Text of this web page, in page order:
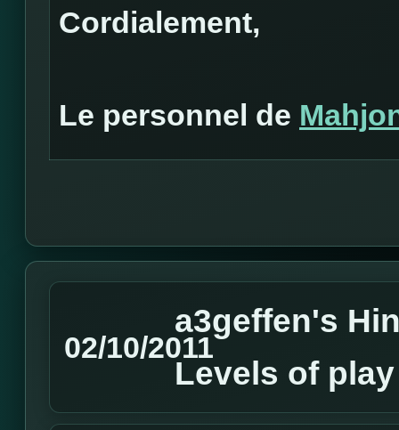
Cordialement,
Le personnel de
02/10/2011
a3geffen's
Levels of play